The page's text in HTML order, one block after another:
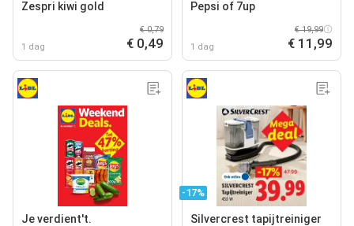
Zespri kiwi gold
1 dag
€ 0,79
€ 0,49
Pepsi of 7up
1 dag
€ 19,99
€ 11,99
Je verdient't.
-17%
Silvercrest tapijtreiniger